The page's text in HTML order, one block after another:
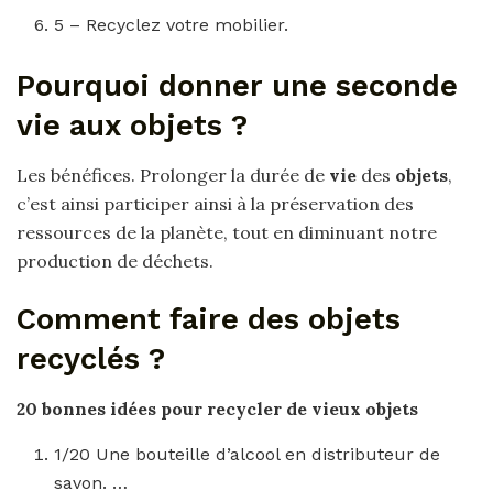
5 – Recyclez votre mobilier.
Pourquoi donner une seconde
vie aux objets ?
Les bénéfices. Prolonger la durée de vie des objets,
c’est ainsi participer ainsi à la préservation des
ressources de la planète, tout en diminuant notre
production de déchets.
Comment faire des objets
recyclés ?
20 bonnes idées pour recycler de vieux objets
1/20 Une bouteille d’alcool en distributeur de
savon. …